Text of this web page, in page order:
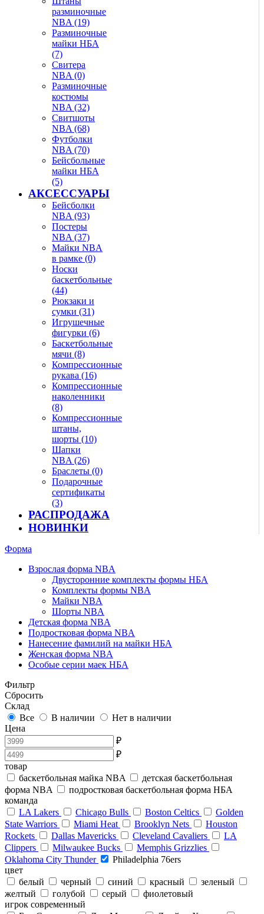
разминочные
NBA (19)
Разминочные
майки НБА
(7)
Свитера
NBA (0)
Разминочные
костюмы
NBA (32)
Свитшоты
NBA (68)
Футболки
NBA (70)
Бейсбольные
майки НБА
(5)
АКСЕССУАРЫ
Бейсболки
NBA (93)
Постеры
NBA (37)
Майки NBA
в рамке (0)
Носки
баскетбольные
(44)
Рюкзаки и
сумки (31)
Игрушечные
фигурки (6)
Баскетбольные
мячи (8)
Компрессионные
рукава (16)
Компрессионные
наколенники
(8)
Компрессионные
штаны,
шорты (10)
Шапки
NBA (26)
Браслеты (0)
Подарочные
сертификаты
(3)
РАСПРОДАЖА
НОВИНКИ
Форма
Взрослая форма NBA
Двусторонние комплекты формы НБА
Комплекты формы NBA
Майки NBA
Шорты NBA
Детская форма NBA
Подростковая форма NBA
Нанесение фамилий на майки НБА
Женская форма NBA
Особые серии маек НБА
Фильтр
Сбросить
Склад
Все
В наличии
Нет в наличии
Цена
₽
₽
товар
баскетбольная майка NBA
детская баскетбольная
форма NBA
подростковая баскетбольная форма НБА
команда
LA Lakers
Chicago Bulls Boston Celtics
Golden
State Warriors
Miami Heat Brooklyn Nets
Houston
Rockets
Dallas Mavericks Cleveland Cavaliers
LA
Clippers
Milwaukee Bucks
Memphis Grizzlies
Oklahoma City Thunder
Philadelphia 76ers
цвет
белый
черный синий красный
зеленый
желтый
голубой серый
фиолетовый
игрок современный